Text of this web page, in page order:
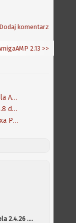
Dodaj komentarz
2.13 >>
Ubuntu Dapper dla Amigi ONE
Linux - kernel 2.6.8 dla Amigi One
Gorky 17 dla Linuxa PPC
2.4.26 ....